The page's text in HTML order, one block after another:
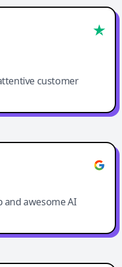
customer
and awesome AI